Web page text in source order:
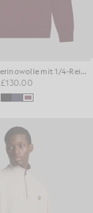
Pullover aus Merinowolle mit 1/4-Reißverschluss
£130.00